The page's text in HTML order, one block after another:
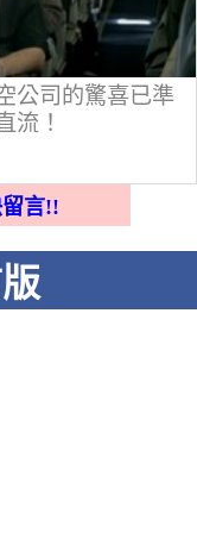
公司的驚喜已準
流！
言!!